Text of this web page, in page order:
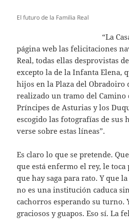
El futuro de la Familia Real
“La
página web las felicitaciones
Real, todas ellas desprovistas
excepto la de la Infanta Elena,
hijos en la Plaza del Obradoiro
realizado un tramo del Camino
Príncipes de Asturias y los
escogido las fotografías de sus
verse sobre estas líneas”.
Es claro lo que se pretende.
que está enfermo el rey, le
que hay saga para rato. Y que
no es una institución caduca
cachorros esperando su turno.
graciosos y guapos. Eso sí. La